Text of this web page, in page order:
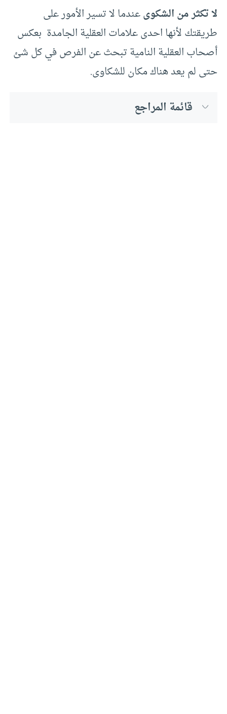
لا تكثر من الشكوىعندما لا تسير الأمور على
طريقتك لأنها احدى علامات العقلية الجامدة بعكس
أصحاب العقلية النامية تبحث عن الفرص في كل شئ
حتى لم يعد هناك مكان للشكاوى.
قائمة المراجع